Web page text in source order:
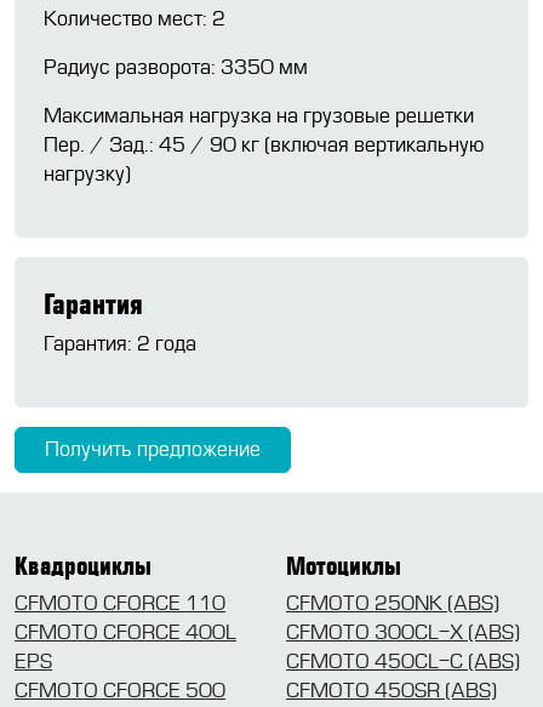
Количество мест: 2
Радиус разворота: 3350 мм
Максимальная нагрузка на грузовые решетки
Пер. / Зад.: 45 / 90 кг (включая вертикальную
нагрузку)
Гарантия
Гарантия: 2 года
Получить предложение
Квадроциклы
CFMOTO CFORCE 110
CFMOTO CFORCE 400L
EPS
CFMOTO CFORCE 500
Мотоциклы
CFMOTO 250NK (ABS)
CFMOTO 300CL-X (ABS)
CFMOTO 450CL-C (ABS)
CFMOTO 450SR (ABS)